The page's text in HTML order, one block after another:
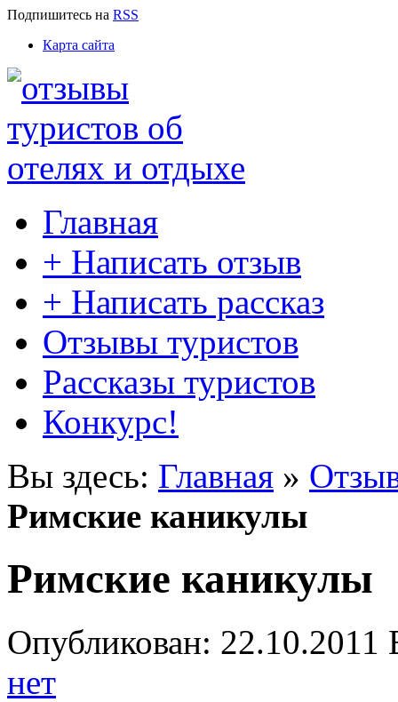
Подпишитесь на RSS
Карта сайта
Главная
+ Написать отзыв
+ Написать рассказ
Отзывы туристов
Рассказы туристов
Конкурс!
Вы здесь: Главная »
Римские каникулы
Римские каникулы
Опубликован: 22.10.2011
нет